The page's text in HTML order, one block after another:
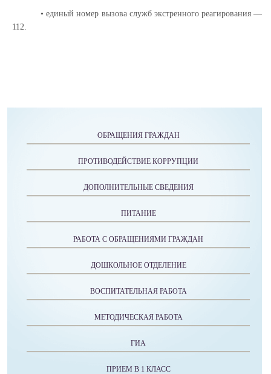
• единый номер вызова служб экстренного реагирования —
112.
ОБРАЩЕНИЯ ГРАЖДАН
ПРОТИВОДЕЙСТВИЕ КОРРУПЦИИ
ДОПОЛНИТЕЛЬНЫЕ СВЕДЕНИЯ
ПИТАНИЕ
РАБОТА С ОБРАЩЕНИЯМИ ГРАЖДАН
ДОШКОЛЬНОЕ ОТДЕЛЕНИЕ
ВОСПИТАТЕЛЬНАЯ РАБОТА
МЕТОДИЧЕСКАЯ РАБОТА
ГИА
ПРИЕМ В 1 КЛАСС